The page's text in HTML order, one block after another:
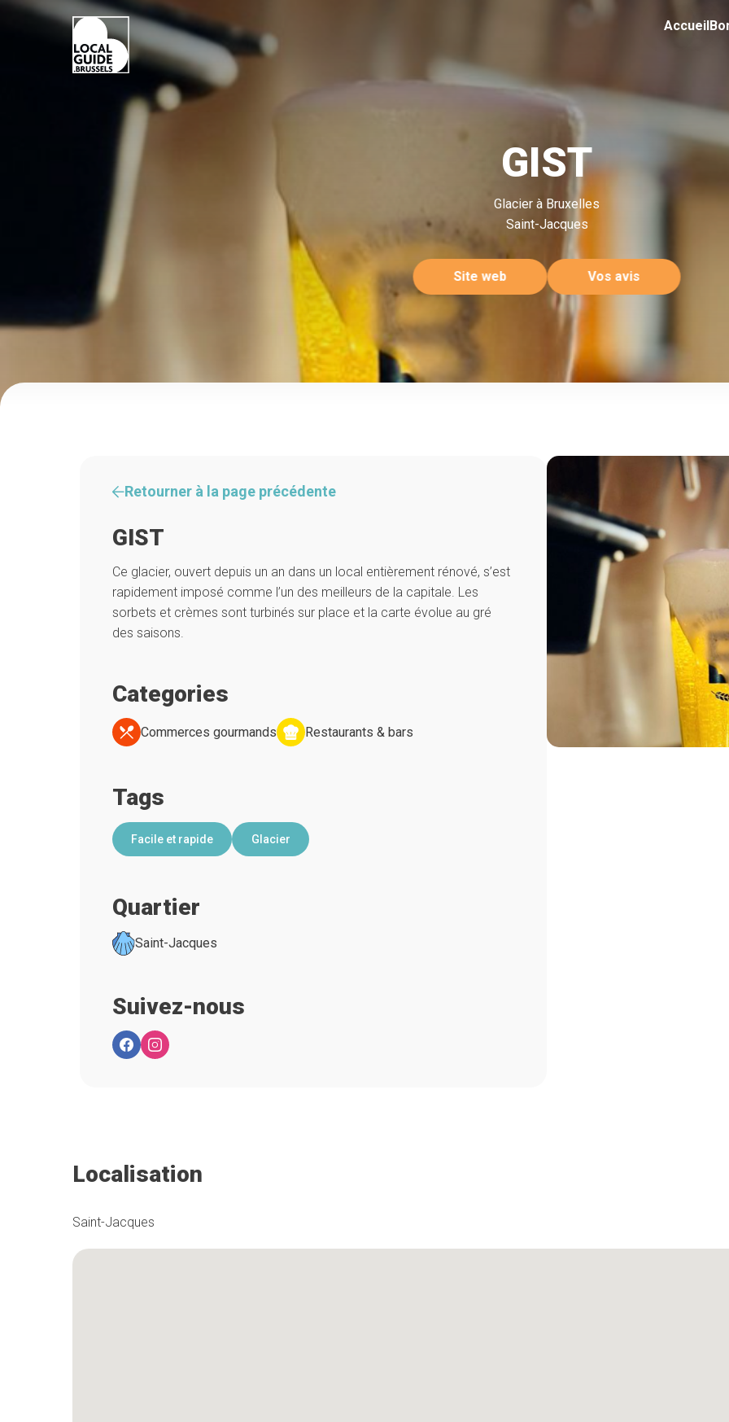
Accueil
GIST
Glacier à Bruxelles
Saint-Jacques
Site web Vos avis
Retourner à la page précédente
GIST
Ce glacier, ouvert depuis un an dans un local entièrement rénové, s’est
rapidement imposé comme l’un des meilleurs de la capitale. Les
sorbets et crèmes sont turbinés sur place et la carte évolue au gré
des saisons.
Categories
Commerces gourmands Restaurants & bars
Tags
Facile et rapide Glacier
Quartier
Saint-Jacques
Suivez-nous
Localisation
Saint-Jacques